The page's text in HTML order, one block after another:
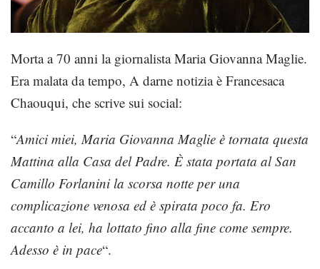
Morta a 70 anni la giornalista Maria Giovanna Maglie.
Era malata da tempo, A darne notizia è Francesaca
Chaouqui, che scrive sui social:
“Amici miei, Maria Giovanna Maglie è tornata questa
Mattina alla Casa del Padre. È stata portata al San
Camillo Forlanini la scorsa notte per una
complicazione venosa ed è spirata poco fa. Ero
accanto a lei, ha lottato fino alla fine come sempre.
Adesso è in pace“.